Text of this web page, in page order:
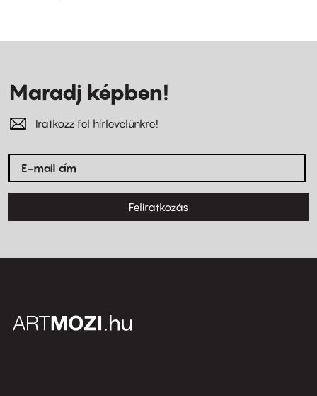
Maradj képben!
Iratkozz fel hírlevelünkre!
Feliratkozás